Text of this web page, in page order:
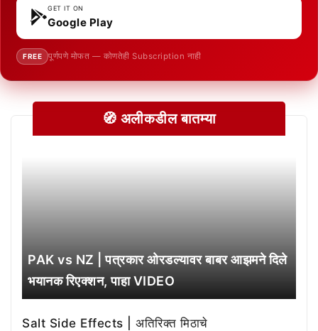
GET IT ON
Google Play
FREE पूर्णपणे मोफत — कोणतेही Subscription नाही
🧭 अलीकडील बातम्या
PAK vs NZ | पत्रकार ओरडल्यावर बाबर आझमने दिले
भयानक रिएक्शन, पाहा VIDEO
Salt Side Effects | अतिरिक्त मिठाचे